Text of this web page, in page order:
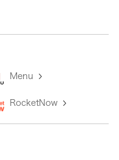
Menu
RocketNow